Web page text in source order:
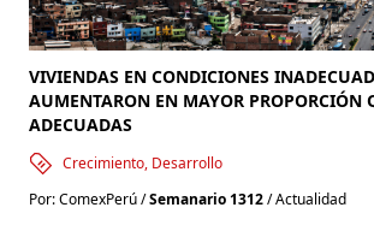
VIVIENDAS EN CONDICIONES
AUMENTARON EN MAYOR PROPORCIÓN
ADECUADAS
Crecimiento, Desarrollo
Por: ComexPerú /Semanario 1312/ Actualidad